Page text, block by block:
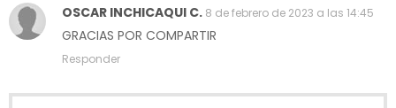
OSCAR INCHICAQUI C. 8 de febrero de 2023 a las 14:45
GRACIAS POR COMPARTIR
Responder